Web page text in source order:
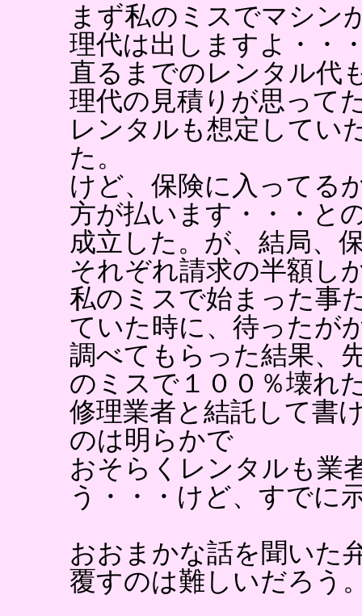
まず私のミスでマシン
理代は出しますよ・・
直るまでのレンタル代
理代の見積りが思って
レンタルも想定してい
た。
けど、保険に入ってる
方が払います・・・と
成立した。が、結局、
それぞれ請求の半額し
私のミスで始まった事
ていた時に、待ったが
調べてもらった結果、
のミスで１００％壊れ
修理業者と結託して書
のは明らかで
おそらくレンタルも業
う・・・けど、すでに
おおまかな話を聞いた
覆すのは難しいだろう